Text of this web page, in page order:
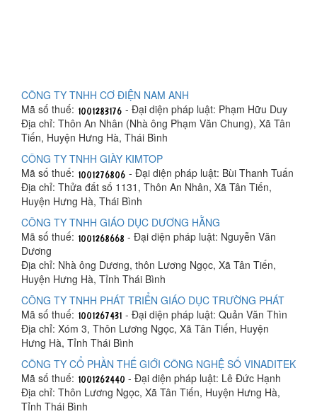
CÔNG TY TNHH CƠ ĐIỆN NAM ANH
Mã số thuế:
- Đại diện pháp luật: Phạm Hữu Duy
Địa chỉ: Thôn An Nhân (Nhà ông Phạm Văn Chung), Xã Tân
Tiến, Huyện Hưng Hà, Thái Bình
CÔNG TY TNHH GIÀY KIMTOP
Mã số thuế:
- Đại diện pháp luật: Bùi Thanh Tuấn
Địa chỉ: Thửa đất số 1131, Thôn An Nhân, Xã Tân Tiến,
Huyện Hưng Hà, Thái Bình
CÔNG TY TNHH GIÁO DỤC DƯƠNG HẰNG
Mã số thuế:
- Đại diện pháp luật: Nguyễn Văn
Dương
Địa chỉ: Nhà ông Dương, thôn Lương Ngọc, Xã Tân Tiến,
Huyện Hưng Hà, Tỉnh Thái Bình
CÔNG TY TNHH PHÁT TRIỂN GIÁO DỤC TRƯỜNG PHÁT
Mã số thuế:
- Đại diện pháp luật: Quản Văn Thìn
Địa chỉ: Xóm 3, Thôn Lương Ngọc, Xã Tân Tiến, Huyện
Hưng Hà, Tỉnh Thái Bình
CÔNG TY CỔ PHẦN THẾ GIỚI CÔNG NGHỆ SỐ VINADITEK
Mã số thuế:
- Đại diện pháp luật: Lê Đức Hạnh
Địa chỉ: Thôn Lương Ngọc, Xã Tân Tiến, Huyện Hưng Hà,
Tỉnh Thái Bình